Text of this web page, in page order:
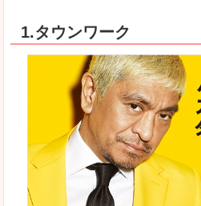
1.タウンワーク